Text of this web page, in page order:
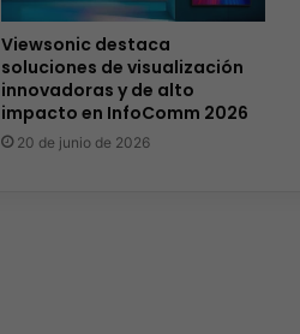
Viewsonic destaca
soluciones de visualización
innovadoras y de alto
impacto en InfoComm 2026
20 de junio de 2026